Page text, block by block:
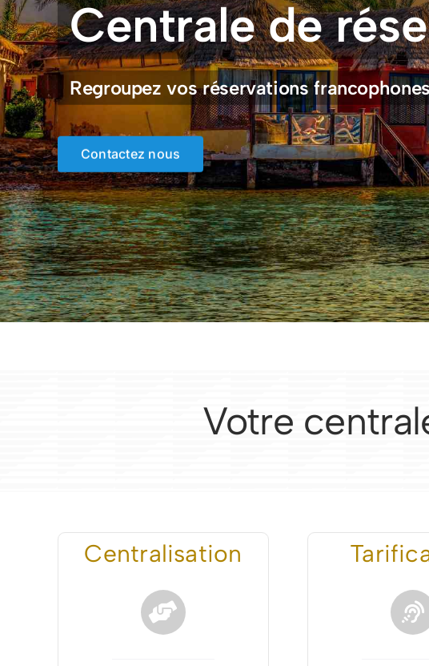
Centrale de
Regroupez vos réservations
Contactez nous
Votre
Centralisation